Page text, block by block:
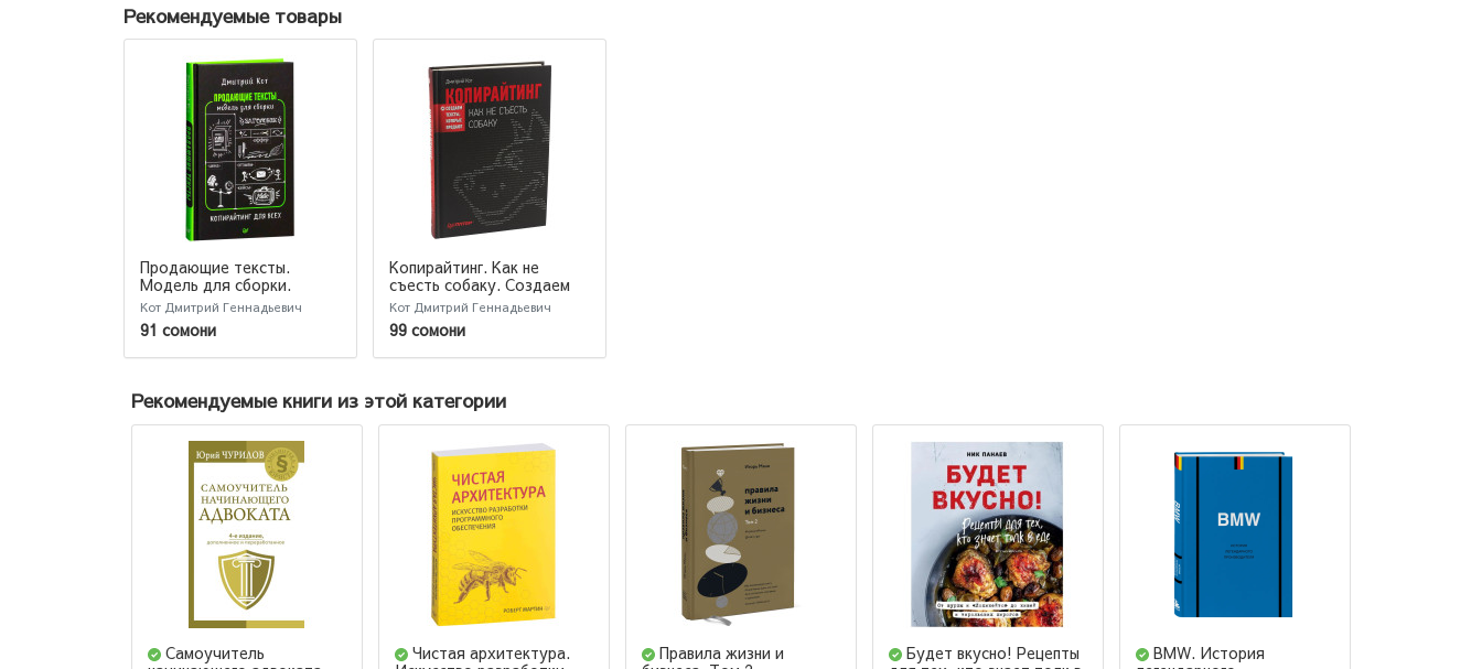
Рекомендуемые товары
Продающие тексты.
Модель для сборки.
Копирайтинг для всех
Кот Дмитрий Геннадьевич
91 сомони
Копирайтинг. Как не
съесть собаку. Создаем
тексты, которые продают
Кот Дмитрий Геннадьевич
99 сомони
Рекомендуемые книги из этой категории
Самоучитель
Чистая архитектура.
Правила жизни и
Будет вкусно! Рецепты
BMW. История